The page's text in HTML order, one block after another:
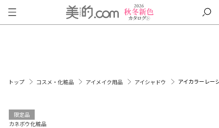
トップ コスメ・化粧品 アイメイク用品 アイシャドウ アイカラーレー
限定品
カネボウ化粧品